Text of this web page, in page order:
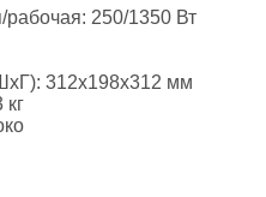
250/1350 Вт
312x198x312 мм
кг